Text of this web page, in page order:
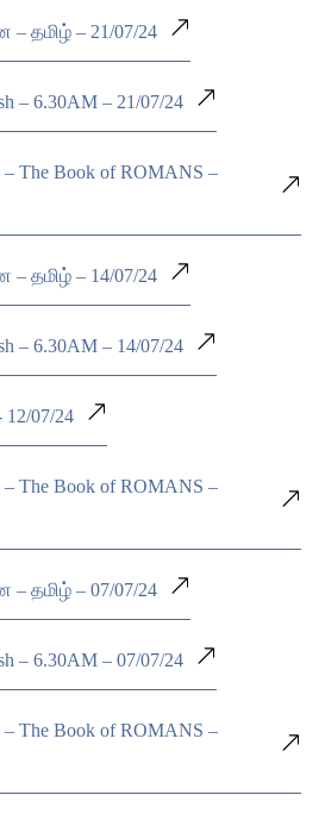
– தமிழ் – 21/07/24
– 6.30AM – 21/07/24
The Book of ROMANS –
– தமிழ் – 14/07/24
– 6.30AM – 14/07/24
07/24
The Book of ROMANS –
– தமிழ் – 07/07/24
– 6.30AM – 07/07/24
The Book of ROMANS –